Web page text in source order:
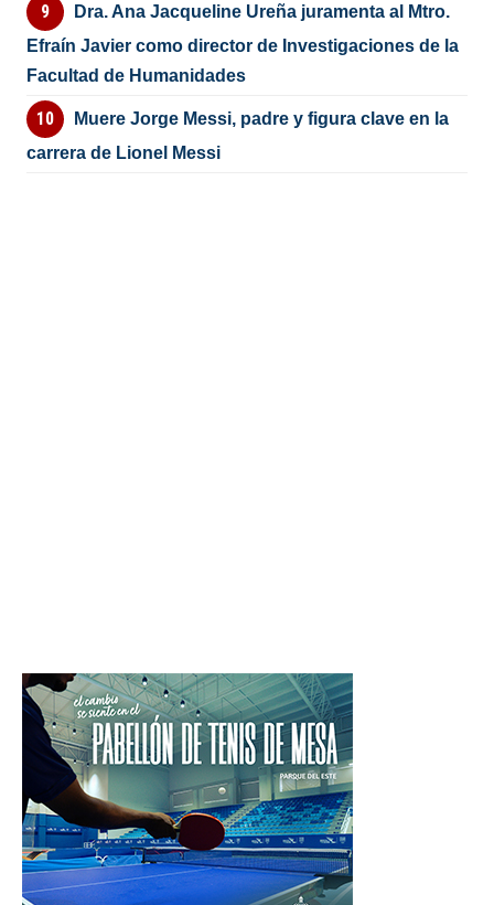
Dra. Ana Jacqueline Ureña juramenta al Mtro.
Efraín Javier como director de Investigaciones de la
Facultad de Humanidades
Muere Jorge Messi, padre y figura clave en la
carrera de Lionel Messi